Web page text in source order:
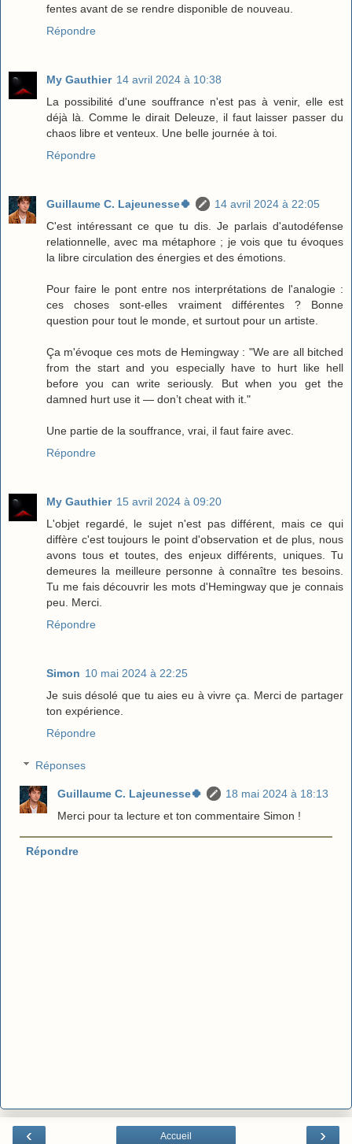
fentes avant de se rendre disponible de nouveau.
Répondre
My Gauthier 14 avril 2024 à 10:38
La possibilité d'une souffrance n'est pas à venir, elle est
déjà là. Comme le dirait Deleuze, il faut laisser passer du
chaos libre et venteux. Une belle journée à toi.
Répondre
Guillaume C. Lajeunesse🍀
14 avril 2024 à 22:05
C'est intéressant ce que tu dis. Je parlais d'autodéfense
relationnelle, avec ma métaphore ; je vois que tu évoques
la libre circulation des énergies et des émotions.
Pour faire le pont entre nos interprétations de l'analogie :
ces choses sont-elles vraiment différentes ? Bonne
question pour tout le monde, et surtout pour un artiste.
Ça m'évoque ces mots de Hemingway : "We are all bitched
from the start and you especially have to hurt like hell
before you can write seriously. But when you get the
damned hurt use it — don’t cheat with it."
Une partie de la souffrance, vrai, il faut faire avec.
Répondre
My Gauthier 15 avril 2024 à 09:20
L'objet regardé, le sujet n'est pas différent, mais ce qui
diffère c'est toujours le point d'observation et de plus, nous
avons tous et toutes, des enjeux différents, uniques. Tu
demeures la meilleure personne à connaître tes besoins.
Tu me fais découvrir les mots d'Hemingway que je connais
peu. Merci.
Répondre
Simon 10 mai 2024 à 22:25
Je suis désolé que tu aies eu à vivre ça. Merci de partager
ton expérience.
Répondre
Réponses
Guillaume C. Lajeunesse🍀
18 mai 2024 à 18:13
Merci pour ta lecture et ton commentaire Simon !
Répondre
‹ ›
Accueil